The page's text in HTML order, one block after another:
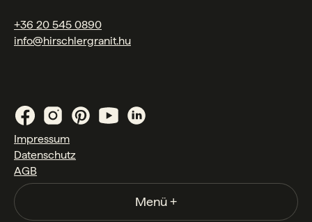
Menü+
+36 20 545 0890
info@hirschlergranit.hu
Impressum
Datenschutz
AGB